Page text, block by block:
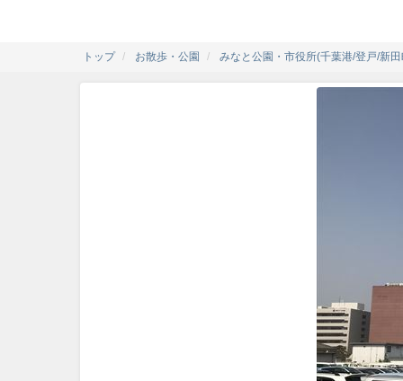
トップ お散歩・公園 みなと公園・市役所(千葉港/登戸/新